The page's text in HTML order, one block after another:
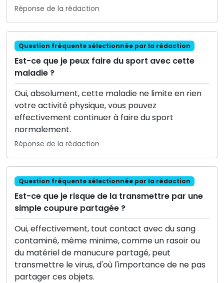
Réponse de la rédaction
Question fréquente sélectionnée par la rédaction
Est-ce que je peux faire du sport avec cette
maladie ?
Oui, absolument, cette maladie ne limite en rien
votre activité physique, vous pouvez
effectivement continuer à faire du sport
normalement.
Réponse de la rédaction
Question fréquente sélectionnée par la rédaction
Est-ce que je risque de la transmettre par une
simple coupure partagée ?
Oui, effectivement, tout contact avec du sang
contaminé, même minime, comme un rasoir ou
du matériel de manucure partagé, peut
transmettre le virus, d'où l'importance de ne pas
partager ces objets.